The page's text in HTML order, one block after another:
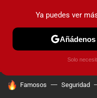
PRUEBAS COCHES
HOY SE HABLA DE
Famosos Seguridad
Ya puedes ver
Solo